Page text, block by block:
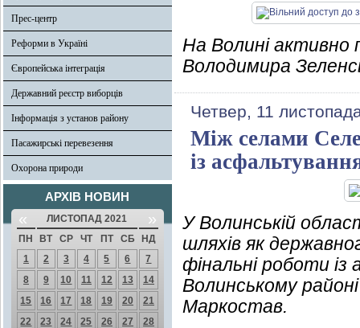
Прес-центр
Реформи в Україні
Європейська інтеграція
Державний реєстр виборців
Інформація з установ району
Пасажирські перевезення
Охорона природи
АРХІВ НОВИН
« ЛИСТОПАД 2021 »
ПН ВТ СР ЧТ ПТ СБ
НД
1
2 3 4 5 6
7
8
9 10 11 12 13
14
15
16 17 18 19 20
21
22
23 24 25 26 27
28
На Волині активно
Володимира
Четвер, 11
Між селами
із
У Волинській
шляхів як
фінальні роботи
Волинському
Маркостав.